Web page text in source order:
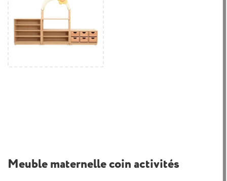
Meuble maternelle coin activités